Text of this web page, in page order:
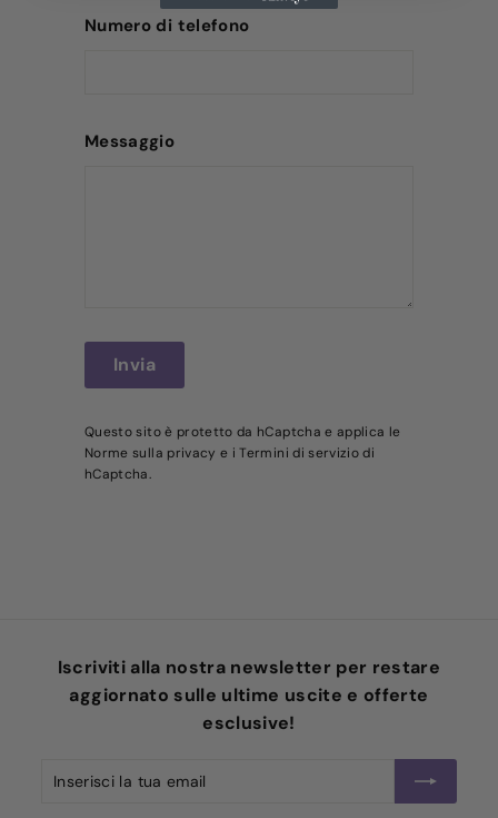
Numero di telefono
Messaggio
InviaInvia
Questo sito è protetto da hCaptcha e applica le
Norme sulla privacy e iTermini di serviziodi
hCaptcha.
Iscriviti alla nostra newsletter per restare
aggiornato sulle ultime uscite e offerte
esclusive!
Inserisci
Iscriviti